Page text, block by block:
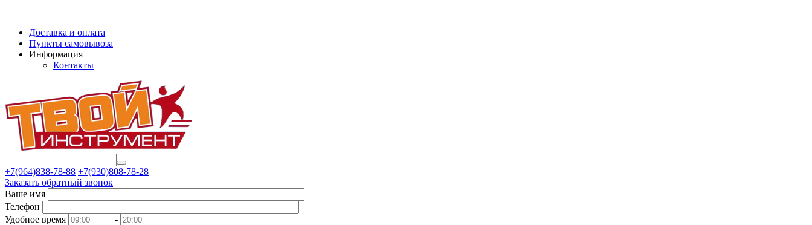
Доставка и оплата
Пункты самовывоза
Информация
Контакты
+7(964)838-78-88 +7(930)808-78-28
Заказать обратный звонок
Ваше имя
Телефон
Удобное время
-